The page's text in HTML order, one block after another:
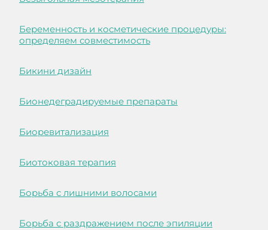
Беременность и косметические процедуры:
определяем совместимость
Бикини дизайн
Бионедеградируемые препараты
Биоревитализация
Биотоковая терапия
Борьба с лишними волосами
Борьба с раздражением после эпиляции